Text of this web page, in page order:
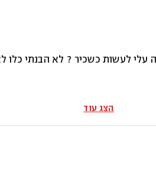
אני שכיר , פרקטית מה עלי לעשות כדי לקבל החזר ?
הצג עוד